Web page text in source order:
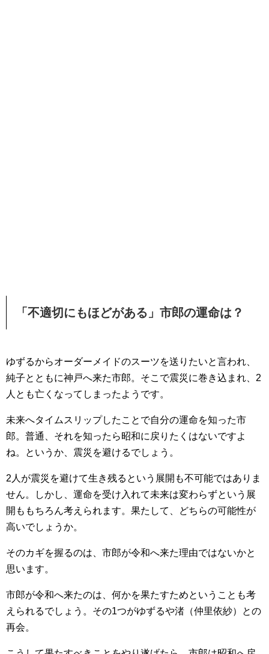
「不適切にもほどがある」市郎の運命は？
ゆずるからオーダーメイドのスーツを送りたいと言われ、
純子とともに神戸へ来た市郎。そこで震災に巻き込まれ、2
人とも亡くなってしまったようです。
未来へタイムスリップしたことで自分の運命を知った市
郎。普通、それを知ったら昭和に戻りたくはないですよ
ね。というか、震災を避けるでしょう。
2人が震災を避けて生き残るという展開も不可能ではありま
せん。しかし、運命を受け入れて未来は変わらずという展
開ももちろん考えられます。果たして、どちらの可能性が
高いでしょうか。
そのカギを握るのは、市郎が令和へ来た理由ではないかと
思います。
市郎が令和へ来たのは、何かを果たすためということも考
えられるでしょう。その1つがゆずるや渚（仲里依紗）との
再会。